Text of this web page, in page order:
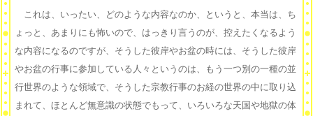
これは、いったい、どのような内容なのか、というと、本当は、ち
ょっと、あまりにも怖いので、はっきり言うのが、控えたくなるよう
な内容になるのですが、そうした彼岸やお盆の時には、そうした彼岸
やお盆の行事に参加している人々というのは、もう一つ別の一種の並
行世界のような領域で、そうした宗教行事のお経の世界の中に取り込
まれて、ほとんど無意識の状態でもって、いろいろな天国や地獄の体